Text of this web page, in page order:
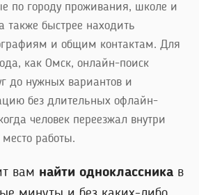
по городу проживания, школе и
также быстрее находить
и общим контактам. Для
как Омск, онлайн-поиск
до нужных вариантов и
без длительных офлайн-
человек переезжал внутри
работы.
вам найти одноклассника в